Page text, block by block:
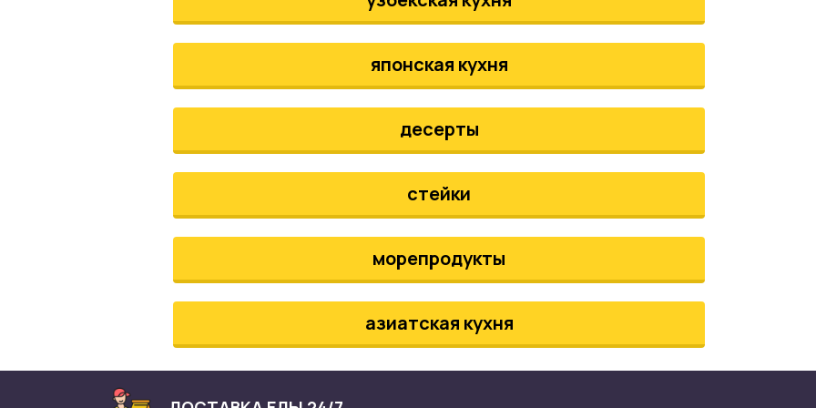
японская кухня
десерты
стейки
морепродукты
азиатская кухня